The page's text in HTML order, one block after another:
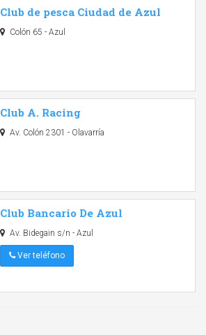
Club de pesca Ciudad de Azul
Colón 65 - Azul
Club A. Racing
Av. Colón 2301 - Olavarría
Club Bancario De Azul
Av. Bidegain s/n - Azul
Ver teléfono